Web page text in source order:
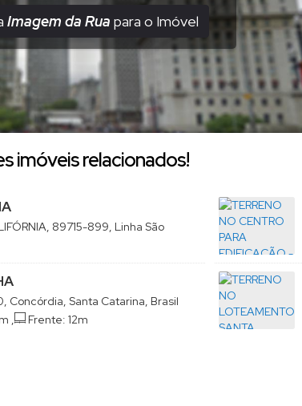
Imagem da Rua para o Imóvel
imóveis relacionados!
89715-899, Linha São
Santa Catarina, Brasil
, Frente: 12m